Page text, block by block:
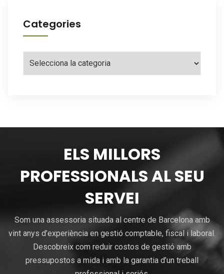
Categories
ELS MILLORS
PROFESSIONALS AL SEU
SERVEI
Som una assessoria situada al centre de Barcelona amb
vint anys d’experiència en gestió comptable, fiscal i laboral.
Descobreix com reduir costos de gestió amb
pressupostos a mida i amb la garantia d’un treball